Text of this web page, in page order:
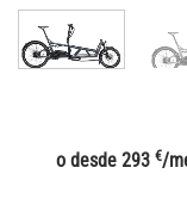
o desde 293 €/